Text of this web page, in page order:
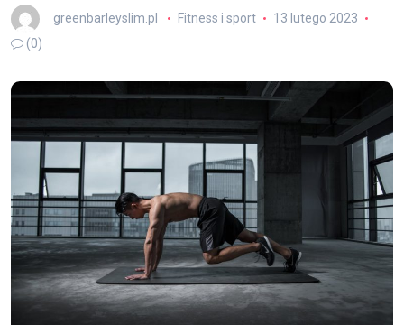
greenbarleyslim.pl Fitness i sport
13 lutego 2023
(0)